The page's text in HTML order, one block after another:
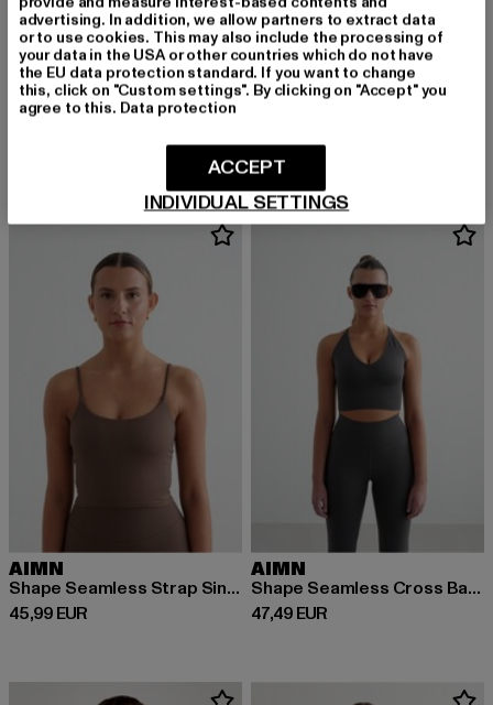
AIMN
Sense
Derzeitiger Preis: 46,99 EUR
AIMN
49,99 EUR
Derzeitiger Preis: 49,99 EUR
AIMN
Shape Seamless Strap Singlet
45,99 EUR
Derzeitiger Preis: 45,99 EUR
AIMN
Shape Seamless Cross Back Bralette
47,49 EUR
Derzeitiger Preis: 47,49 EUR
advertising. In addition, we allow partners to extract data
or to use cookies. This may also include the processing of
your data in the USA or other countries which do not have
the EU data protection standard. If you want to change
this, click on "Custom settings". By clicking on "Accept" you
agree to this. Data protection
INDIVIDUAL SETTINGS
ACCEPT